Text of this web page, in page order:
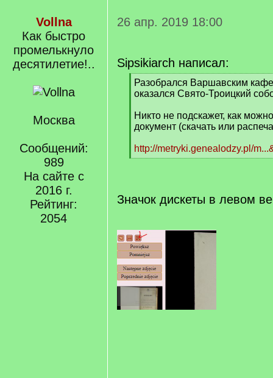
Vollna
Как быстро
промелькнуло
десятилетие!..
Москва
Сообщений:
989
На сайте с
2016 г.
Рейтинг:
2054
26 апр. 2019 18:00
Sipsikiarch написал:
[
q
Разобрался Варшавским
оказался Свято-Троицкий
Никто не подскажет, как
документ (скачать или
http://metryki.genealodzy.pl/
[
Значок дискеты в левом